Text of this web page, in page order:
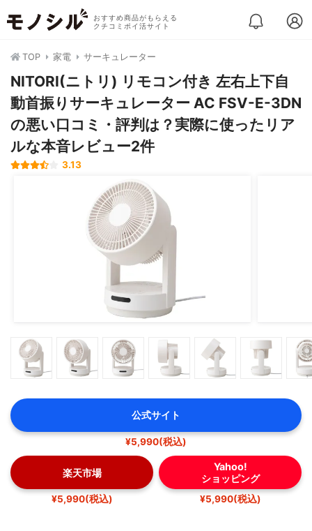
おすすめ商品がもらえる
クチコミポイ活サイト
TOP 家電 サーキュレーター
NITORI(ニトリ) リモコン付き 左右上下自
動首振りサーキュレーター AC FSV-E-3DN
の悪い口コミ・評判は？実際に使ったリア
ルな本音レビュー2件
3.13
公式サイト
¥5,990(税込)
楽天市場
¥5,990(税込)
Yahoo!
ショッピング
¥5,990(税込)